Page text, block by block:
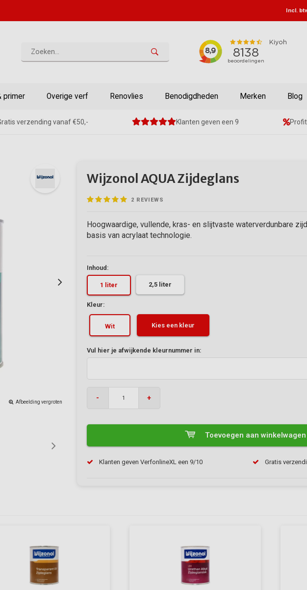
Incl.
primer Overige verf Renovlies Benodigdheden Merken Blog
verzending vanaf €50,- Klanten geven een 9
Afbeelding vergroten
Wijzonol AQUA Zijdeglans
2 REVIEWS
Hoogwaardige, vullende, kras- en slijtvaste waterverdunbare
basis van acrylaat technologie.
Inhoud:
1 liter 2,5 liter
Kleur:
Wit Kies een kleur
Vul hier je afwijkende kleurnummer in:
- +
Toevoegen aan winkelwagen
Klanten geven VerfonlineXL een 9/10 Gratis